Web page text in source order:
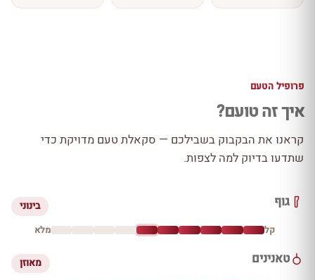
פרופיל הטעם
איך זה טועם?
קראנו את הבקבוק בשבילכם — סקאלת טעם מדויקת כדי
שתדעו בדיוק למה לצפות.
גוף בינוני
קל מלא
טאנינים מאוזן